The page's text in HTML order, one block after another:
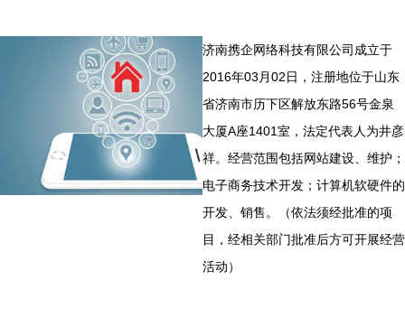
济南携企网络科技有限公司成立于
2016年03月02日，注册地位于山东
省济南市历下区解放东路56号金泉
大厦A座1401室，法定代表人为井彦
祥。经营范围包括网站建设、维护；
电子商务技术开发；计算机软硬件的
开发、销售。（依法须经批准的项
目，经相关部门批准后方可开展经营
活动）